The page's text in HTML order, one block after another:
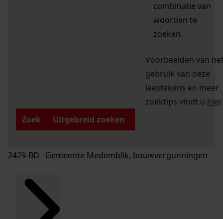
combinatie van
woorden te
zoeken.
Voorbeelden van
gebruik van deze
leestekens en meer
zoektips vindt u hier.
Zoek
Uitgebreid zoeken
2429-BD Gemeente Medemblik, bouwvergunningen